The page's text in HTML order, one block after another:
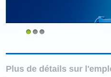
Plus de détails sur